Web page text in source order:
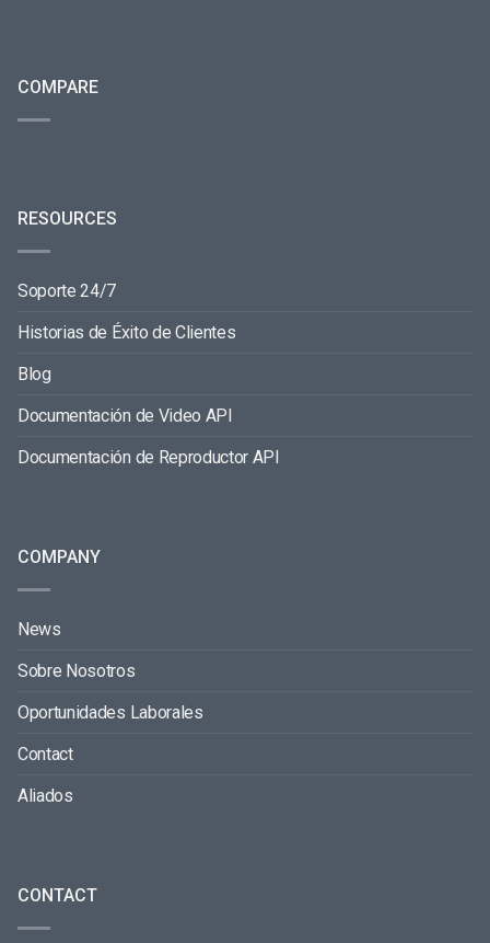
COMPARE
RESOURCES
Soporte 24/7
Historias de Éxito de Clientes
Blog
Documentación de Video API
Documentación de Reproductor API
COMPANY
News
Sobre Nosotros
Oportunidades Laborales
Contact
Aliados
CONTACT